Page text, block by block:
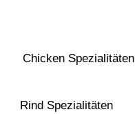
Chicken Spezialitäten
Rind Spezialitäten